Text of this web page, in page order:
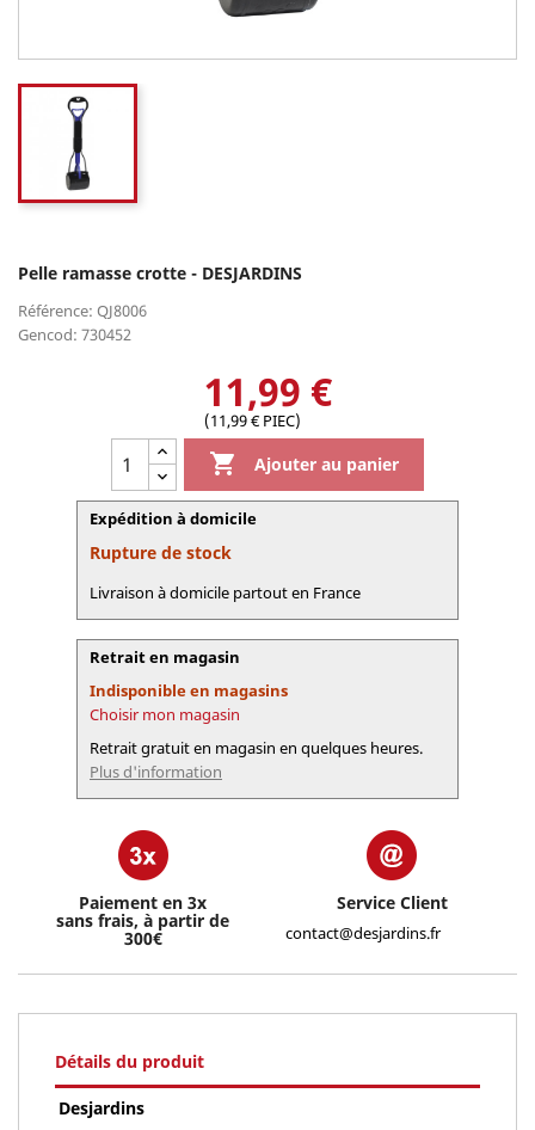
Pelle ramasse crotte - DESJARDINS
Référence: QJ8006
Gencod: 730452
11,99 €
(11,99 € PIEC)
 Ajouter au panier
Expédition à domicile
Rupture de stock
Livraison à domicile partout en France
Retrait en magasin
Indisponible en magasins
Choisir mon magasin
Retrait gratuit en magasin en quelques heures.
Plus d'information
Paiement en 3x
sans frais, à partir de
300€
Service Client
contact@desjardins.fr
Détails du produit
Desjardins